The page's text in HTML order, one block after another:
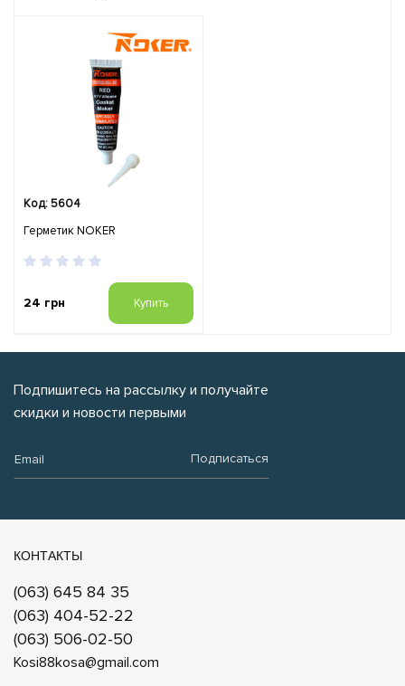
Код: 5604
Герметик NOKER
24 грн Купить
Подпишитесь на рассылку и получайте
скидки и новости первыми
Подписаться
КОНТАКТЫ
(063) 645 84 35
(063) 404-52-22
(063) 506-02-50
Kosi88kosa@gmail.com